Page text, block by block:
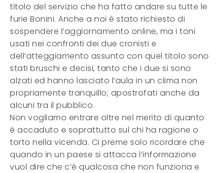
titolo del servizio che ha fatto andare su tutte le
furie Bonini. Anche a noi è stato richiesto di
sospendere l’aggiornamento online, ma i toni
usati nei confronti dei due cronisti e
dell’atteggiamento assunto con quel titolo sono
stati bruschi e decisi, tanto che i due si sono
alzati ed hanno lasciato l’aula in un clima non
propriamente tranquillo; apostrofati anche da
alcuni tra il pubblico.
Non vogliamo entrare oltre nel merito di quanto
è accaduto e soprattutto sul chi ha ragione o
torto nella vicenda. Ci preme solo ricordare che
quando in un paese si attacca l’informazione
vuol dire che c’è qualcosa che non funziona e